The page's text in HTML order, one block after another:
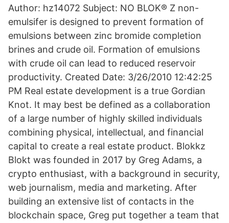
Author: hz14072 Subject: NO BLOK® Z non-
emulsifer is designed to prevent formation of
emulsions between zinc bromide completion
brines and crude oil. Formation of emulsions
with crude oil can lead to reduced reservoir
productivity. Created Date: 3/26/2010 12:42:25
PM Real estate development is a true Gordian
Knot. It may best be defined as a collaboration
of a large number of highly skilled individuals
combining physical, intellectual, and financial
capital to create a real estate product. Blokkz
Blokt was founded in 2017 by Greg Adams, a
crypto enthusiast, with a background in security,
web journalism, media and marketing. After
building an extensive list of contacts in the
blockchain space, Greg put together a team that